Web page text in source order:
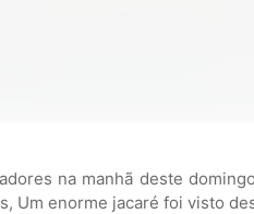
na manhã deste
Um enorme jacaré foi visto